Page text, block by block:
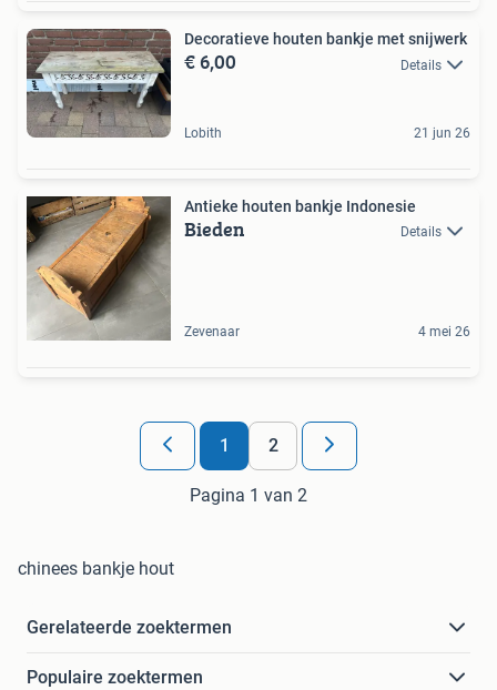
Decoratieve houten bankje met snijwerk
€ 6,00 Details
Lobith 21 jun 26
Antieke houten bankje Indonesie
Bieden Details
Zevenaar 4 mei 26
1 2
Pagina 1 van 2
chinees bankje hout
Gerelateerde zoektermen
Populaire zoektermen